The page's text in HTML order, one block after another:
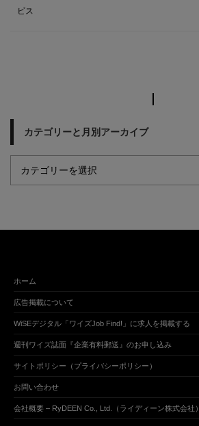
ビス
カテゴリーと月別アーカイブ
ホーム
広告掲載について
WiSEデジタル「ワイズJob Find!」に求人を掲載する
週刊ワイズ誌面『企業有料郵送』のお申し込み
サイトポリシー（プライバシーポリシー）
お問い合わせ
会社概要 – RyDEEN Co., Ltd.（ライディーン株式会社）